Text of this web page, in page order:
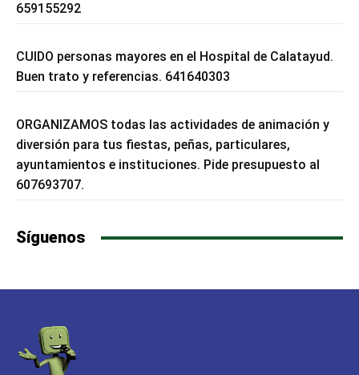
659155292
CUIDO personas mayores en el Hospital de Calatayud.
Buen trato y referencias. 641640303
ORGANIZAMOS todas las actividades de animación y
diversión para tus fiestas, peñas, particulares,
ayuntamientos e instituciones. Pide presupuesto al
607693707.
Síguenos